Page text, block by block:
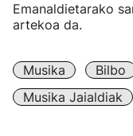
Emanaldietarako
artekoa da.
Musika Bilbo
Musika Jaialdiak